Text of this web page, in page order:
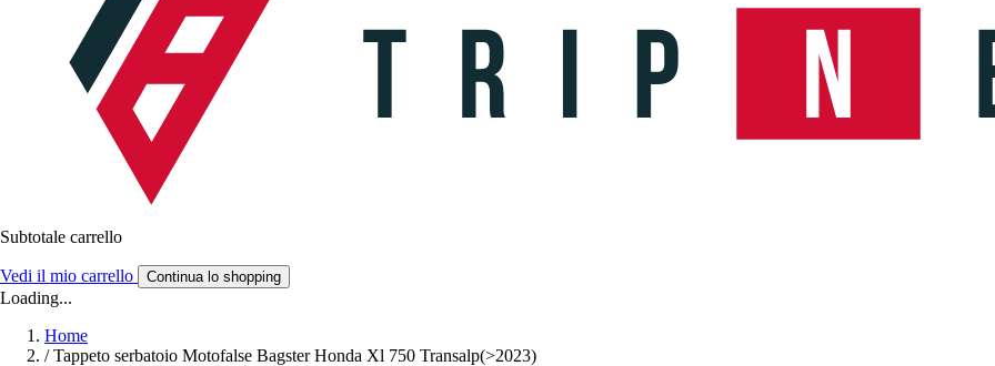
Subtotale carrello
Vedi il mio carrello Continua lo shopping
Loading...
Home
/ Tappeto serbatoio Motofalse Bagster Honda Xl 750 Transalp(>2023)